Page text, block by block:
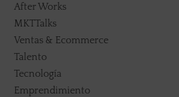
After Works
MKTTalks
Ventas & Ecommerce
Talento
Tecnología
Emprendimiento